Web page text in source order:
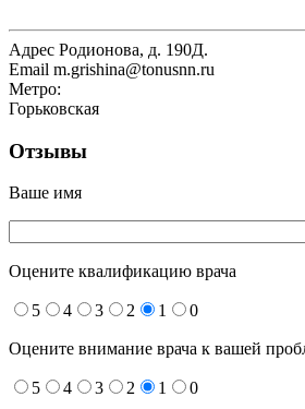
Адрес Родионова, д. 190Д.
Email m.grishina@tonusnn.ru
Метро:
Горьковская
Отзывы
Ваше имя
Оцените квалификацию врача
5 4 3 2 1 0
Оцените внимание врача к вашей
5 4 3 2 1 0